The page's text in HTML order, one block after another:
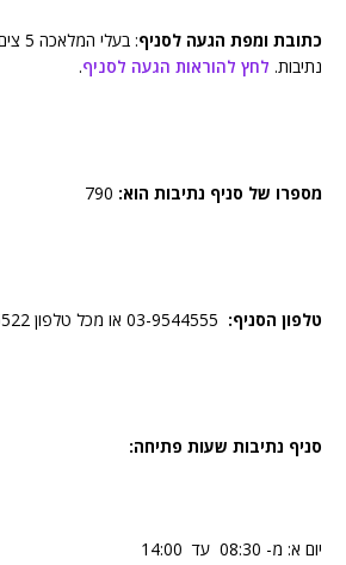
כתובת ומפת הגעה לסניף
נתיבות. לחץ להוראות הגעה לסניף.
מספרו של סניף נתיבות הוא:
טלפון הסניף:
סניף נתיבות שעות פתיחה:
יום א: מ- 08:30 עד 14:00